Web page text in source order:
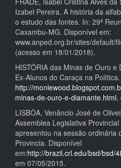
Izabel Pereira. A história da
o estudo das fontes. In: 29ª
Caxambu-MG. Disponível em:
www.anped.org.br/sites/default/
(acesso em 18/01/2018).
HISTÓRIA das Minas de Ouro
Ex-Alunos do Caraça na
http://
minas-de-ouro-e-diamante.html,
LISBÔA, Venâncio José de
Assemblea Legislativa
apresentou na sessão ordinária
Provincia. Disponível
em:http://brazil.crl.edu/bsd/bsd/
em 07/05/2015.